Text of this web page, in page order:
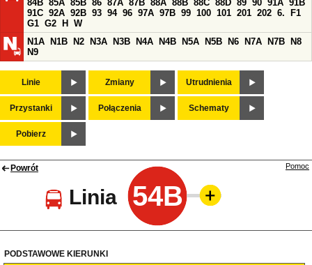
84B 85A 85B 86 87A 87B 88A 88B 88C 88D 89 90 91A 91B
91C 92A 92B 93 94 96 97A 97B 99 100 101 201 202 6.
F1
G1 G2 H
W
N1A
N1B N2 N3A N3B N4A N4B N5A N5B N6 N7A N7B
N8
N9
Linie Zmiany Utrudnienia
Przystanki Połączenia Schematy
Pobierz
Powrót
Linia 54B
Pomoc
PODSTAWOWE KIERUNKI